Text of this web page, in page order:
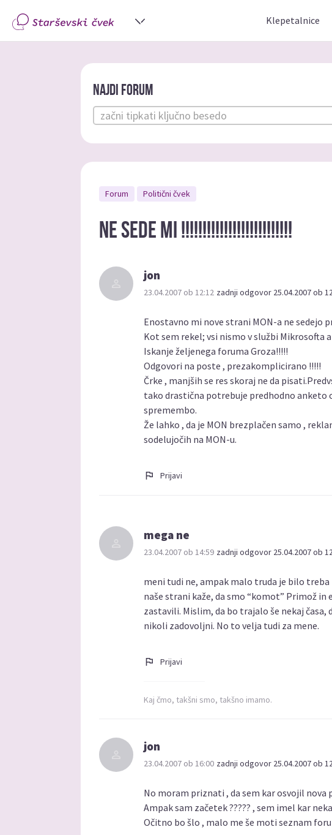
Klepetalnice
Najdi forum
Forum Politični čvek
Ne sede mi !!!!!!!!!!!!!!!!!!!!!!!!!!
jon
23.04.2007 ob 12:12 zadnji odgovor 25.04.2007 ob
Enostavno mi nove strani MON-a ne sedejo
Kot sem rekel; vsi nismo v službi Mikrosofta
Iskanje željenega foruma Groza!!!!!
Odgovori na poste , prezakomplicirano !!!!!
Črke , manjših se res skoraj ne da
tako drastična potrebuje predhodno anketo
spremembo.
Že lahko , da je MON brezplačen samo ,
sodelujočih na MON-u.
Prijavi
mega ne
23.04.2007 ob 14:59 zadnji odgovor 25.04.2007 ob
meni tudi ne, ampak malo truda je bilo
naše strani kaže, da smo “komot” Primož
zastavili. Mislim, da bo trajalo še nekaj časa,
nikoli zadovoljni. No to velja tudi za mene.
Prijavi
Kaj čmo, takšni smo, takšno imamo.
jon
23.04.2007 ob 16:00 zadnji odgovor 25.04.2007 ob
No moram priznati , da sem kar osvojil nova
Ampak sam začetek ????? , sem imel kar
Očitno bo šlo , malo me še moti seznam